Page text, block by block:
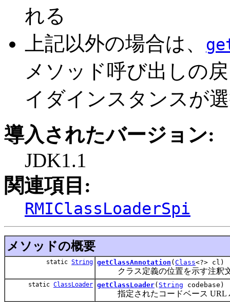
れる
上記以外の場合は、
メソッド呼び出しの
イダインスタンスが
導入されたバージョン:
JDK1.1
関連項目:
RMIClassLoaderSpi
メソッドの概要
static String getClassAnnotation ( Class<?> cl)
クラス定義の位置を示す注釈文
static ClassLoader getClassLoader( String codebase)
指定されたコードベース URL